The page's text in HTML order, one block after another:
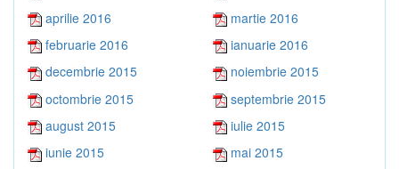
aprilie 2016
martie 2016
februarie 2016
ianuarie 2016
decembrie 2015
noiembrie 2015
octombrie 2015
septembrie 2015
august 2015
iulie 2015
iunie 2015
mai 2015